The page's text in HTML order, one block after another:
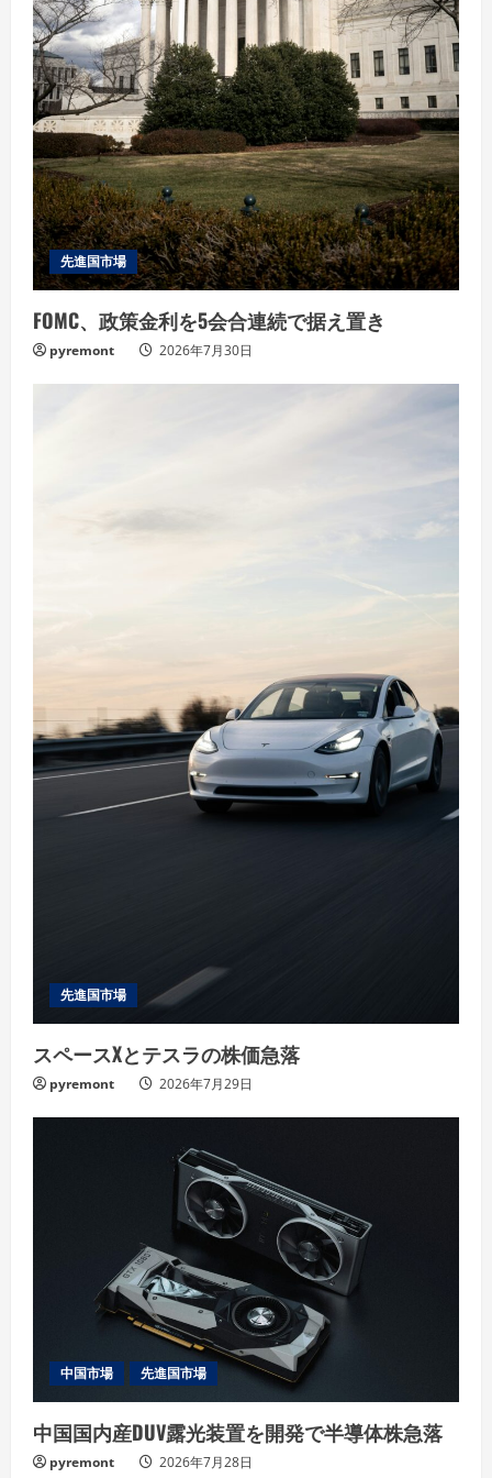
先進国市場
FOMC、政策金利を5会合連続で据え置き
pyremont 2026年7月30日
先進国市場
スペースXとテスラの株価急落
pyremont 2026年7月29日
中国市場 先進国市場
中国国内産DUV露光装置を開発で半導体株急落
pyremont 2026年7月28日